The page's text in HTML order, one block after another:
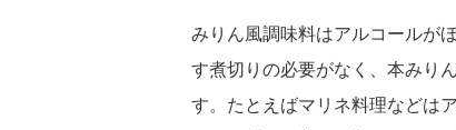
みりん風調味料はアルコールが
す煮切りの必要がなく、本みり
す。たとえばマリネ料理などは